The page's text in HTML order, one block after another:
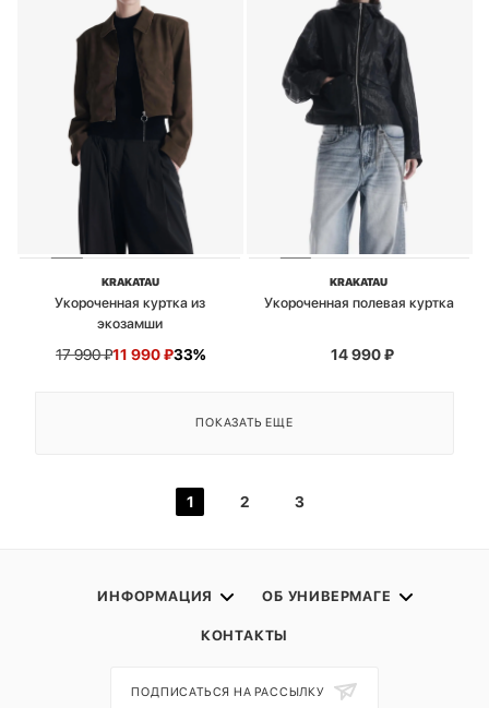
KRAKATAU
Укороченная куртка из
экозамши
17 990₽11 990₽33%
KRAKATAU
Укороченная полевая куртка
14 990₽
ПОКАЗАТЬ ЕЩЕ
1 2 3
ИНФОРМАЦИЯ ОБ УНИВЕРМАГЕ
КОНТАКТЫ
ПОДПИСАТЬСЯ НА РАССЫЛКУ